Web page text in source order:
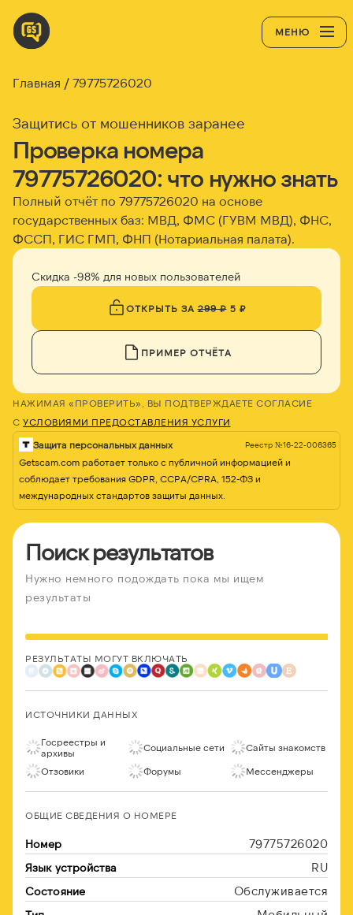
МЕНЮ
Главная 79775726020
Защитись от мошенников заранее
Проверка номера
79775726020: что нужно знать
Полный отчёт по 79775726020 на основе
государственных баз: МВД, ФМС (ГУВМ МВД), ФНС,
ФССП, ГИС ГМП, ФНП (Нотариальная палата).
Скидка -98% для новых пользователей
ОТКРЫТЬ ЗА299 ₽5 ₽
ПРИМЕР ОТЧЁТА
НАЖИМАЯ «ПРОВЕРИТЬ», ВЫ ПОДТВЕРЖДАЕТЕ СОГЛАСИЕ
С УСЛОВИЯМИ ПРЕДОСТАВЛЕНИЯ УСЛУГИ
Защита персональных данных Реестр №16-22-006365
Getscam.com работает только с публичной информацией и
соблюдает требования GDPR, CCPA/CPRA, 152-ФЗ и
международных стандартов защиты данных.
Поиск результатов
Нужно немного подождать пока мы ищем
результаты
РЕЗУЛЬТАТЫ МОГУТ ВКЛЮЧАТЬ
ИСТОЧНИКИ ДАННЫХ
Госреестры и
архивы
Социальные сети Сайты знакомств
Отзовики Форумы Мессенджеры
ОБЩИЕ СВЕДЕНИЯ О НОМЕРЕ
Номер 79775726020
Язык устройства RU
Состояние Обслуживается